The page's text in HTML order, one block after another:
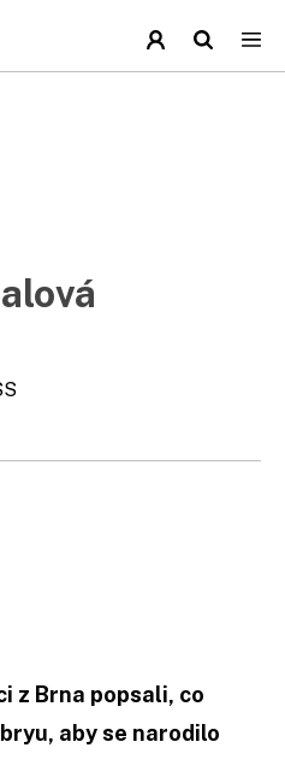
z Brna popsali, co
aby se narodilo